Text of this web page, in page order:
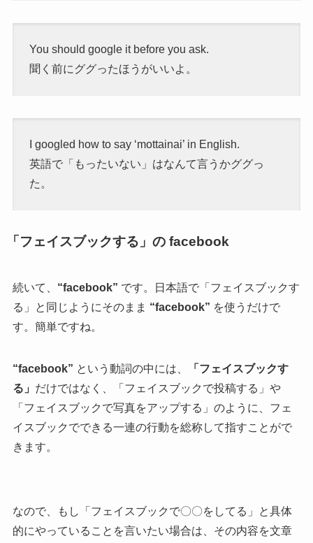
You should google it before you ask.
聞く前にググったほうがいいよ。
I googled how to say ‘mottainai’ in English.
英語で「もったいない」はなんて言うかググっ
た。
「フェイスブックする」の facebook
続いて、 “facebook” です。日本語で「フェイスブックす
る」と同じようにそのまま “facebook” を使うだけで
す。簡単ですね。
“facebook” という動詞の中には、
「フェイスブックす
る」 だけではなく、「フェイスブックで投稿する」や
「フェイスブックで写真をアップする」のように、フェ
イスブックでできる一連の行動を総称して指すことがで
きます。
なので、もし「フェイスブックで〇〇をしてる」と具体
的にやっていることを言いたい場合は、その内容を文章